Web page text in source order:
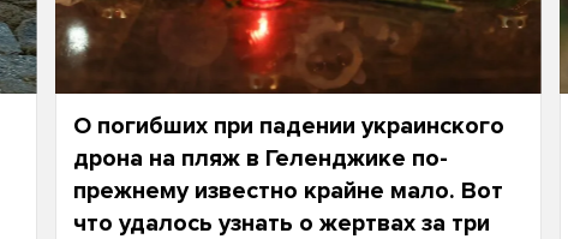
О погибших при падении украинского
дрона на пляж в Геленджике по-
прежнему известно крайне мало. Вот
что удалось узнать о жертвах за три